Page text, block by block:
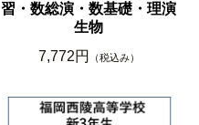
習・数総演・数基礎・理演
生物
7,772円
（税込み）